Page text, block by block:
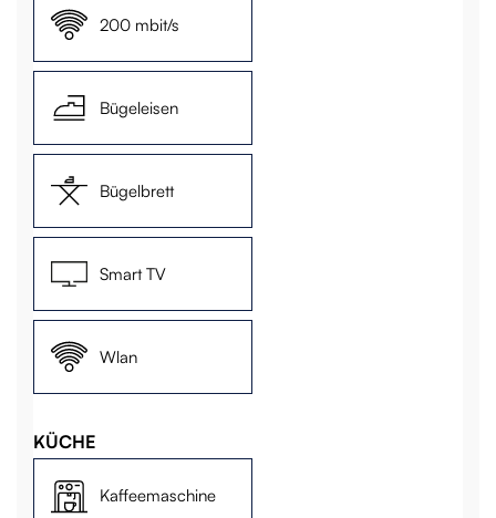
200 mbit/s
Bügeleisen
Bügelbrett
Smart TV
Wlan
KÜCHE
Kaffeemaschine